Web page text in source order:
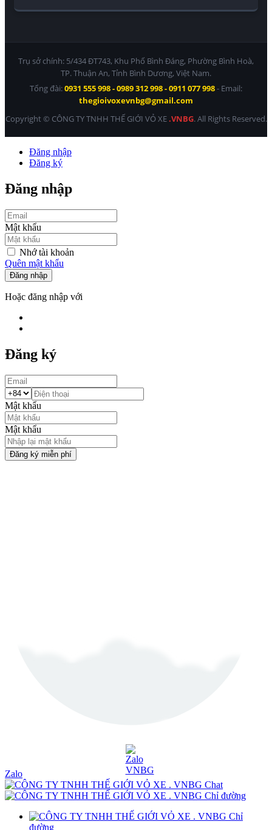
Trụ sở chính: 5/434 ĐT743, Khu Phố Bình Đáng, Phường Bình Hoà,
TP. Thuận An, Tỉnh Bình Dương, Việt Nam.
Tổng đài:0931 555 998 - 0989 312 998 - 0911 077 998- Email:
thegioivoxevnbg@gmail.com
Copyright © CÔNG TY TNHH THẾ GIỚI VỎ XE.VNBG. All Rights Reserved.
Đăng nhập
Đăng ký
Đăng nhập
Mật khẩu
Nhớ tài khoản
Quên mật khẩu
Đăng nhập
Hoặc đăng nhập với
Đăng ký
Mật khẩu
Mật khẩu
Đăng ký miễn phí
Zalo
Chat
Chỉ đường
Chỉ
đường